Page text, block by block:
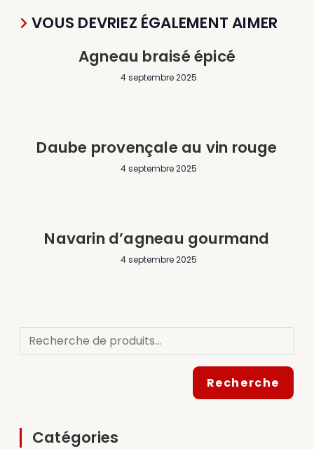
VOUS DEVRIEZ ÉGALEMENT AIMER
Agneau braisé épicé
4 septembre 2025
Daube provençale au vin rouge
4 septembre 2025
Navarin d’agneau gourmand
4 septembre 2025
Recherche
Catégories